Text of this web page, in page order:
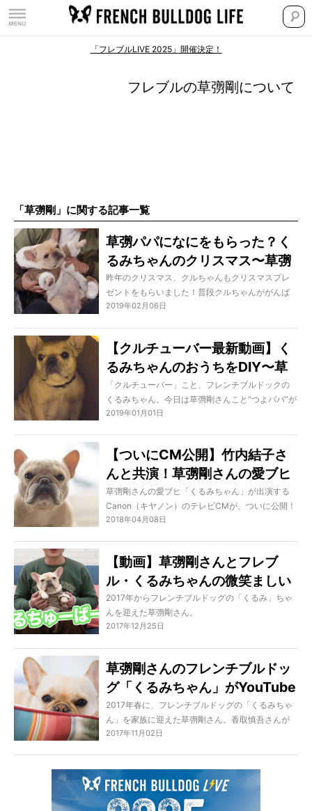
「フレブルLIVE 2025」開催決定！
フレブルの草彅剛について
「草彅剛」に関する記事一覧
草彅パパになにをもらった？く
るみちゃんのクリスマス〜草彅
剛チャンネル〜
昨年のクリスマス、クルちゃんもクリスマスプレ
ゼントをもらいました！普段クルちゃんががんば
って協力してくれているからと、スタッフさんが
体なにをもらったのでしょうか？
2019年02月06日
【クルチューバー最新動画】く
るみちゃんのおうちをDIY〜草
彅剛チャンネル〜
「クルチューバー」こと、フレンチブルドックの
くるみちゃん。今日は草彅剛さんこと“つよパパ”が
おうちを手作りしてくれるそうです。だけどなん
します！
2019年01月01日
【ついにCM公開】竹内結子さ
んと共演！草彅剛さんの愛ブヒ
「くるみちゃん」がついに女優
デビュー
草彅剛さんの愛ブヒ「くるみちゃん」が出演する
Canon（キヤノン）のテレビCMが、ついに公開！
共演のお相手は、女優の竹内結子さんです。
2018年04月08日
【動画】草彅剛さんとフレブ
ル・くるみちゃんの微笑ましい
カンケイ♡草彅さんがYouTube
を開始！
2017年からフレンチブルドッグの「くるみ」ちゃ
んを迎えた草彅剛さん。
くるみちゃんと草彅剛さん、そして何よりフレン
草彅剛さんはユーチューバーとして新たに活動を
スタートし、くるみちゃんとの日常動画をたくさ
ん公開しているのです！
2017年12月25日
草彅剛さんのフレンチブルドッ
グ「くるみちゃん」がYouTube
にも登場！
2017年春に、フレンチブルドッグの「くるみちゃ
ん」を家族に迎えた草彅剛さん。香取慎吾さんが
MCをつとめるフジテレビ系列のバラエティ番組
ために、草彅さんの愛ブヒくるみちゃんが登場す
るYouTubeをご紹介しましょう！
2017年11月02日